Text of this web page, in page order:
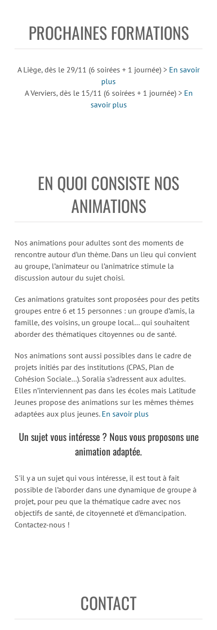
PROCHAINES FORMATIONS
A Liège, dès le 29/11 (6 soirées + 1 journée) > En savoir
plus
A Verviers, dès le 15/11 (6 soirées + 1 journée) > En
savoir plus
EN QUOI CONSISTE NOS
ANIMATIONS
Nos animations pour adultes sont des moments de
rencontre autour d’un thème. Dans un lieu qui convient
au groupe, l’animateur ou l’animatrice stimule la
discussion autour du sujet choisi.
Ces animations gratuites sont proposées pour des petits
groupes entre 6 et 15 personnes : un groupe d’amis, la
famille, des voisins, un groupe local… qui souhaitent
aborder des thématiques citoyennes ou de santé.
Nos animations sont aussi possibles dans le cadre de
projets initiés par des institutions (CPAS, Plan de
Cohésion Sociale…). Soralia s’adressent aux adultes.
Elles n’interviennent pas dans les écoles mais Latitude
Jeunes propose des animations sur les mêmes thèmes
adaptées aux plus jeunes. En savoir plus
Un sujet vous intéresse ? Nous vous proposons une
animation adaptée.
S'il y a un sujet qui vous intéresse, il est tout à fait
possible de l’aborder dans une dynamique de groupe à
projet, pour peu que la thématique cadre avec nos
objectifs de santé, de citoyenneté et d’émancipation.
Contactez-nous !
CONTACT